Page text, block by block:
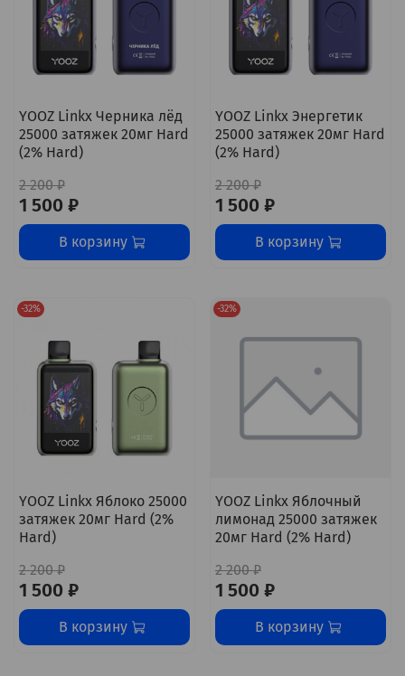
YOOZ Linkx Черника лёд
25000 затяжек 20мг Hard
(2% Hard)
2 200 ₽
1 500 ₽
В корзину
YOOZ Linkx Энергетик
25000 затяжек 20мг Hard
(2% Hard)
2 200 ₽
1 500 ₽
В корзину
-32%
YOOZ Linkx Яблоко 25000
затяжек 20мг Hard (2%
Hard)
2 200 ₽
1 500 ₽
В корзину
-32%
YOOZ Linkx Яблочный
лимонад 25000 затяжек
20мг Hard (2% Hard)
2 200 ₽
1 500 ₽
В корзину